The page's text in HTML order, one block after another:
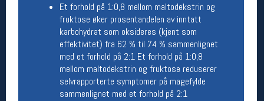
Et forhold på 1:0,8 mellom maltodekstrin og
fruktose øker prosentandelen av inntatt
karbohydrat som oksideres (kjent som
effektivitet) fra 62 % til 74 % sammenlignet
med et forhold på 2:1 Et forhold på 1:0,8
mellom maltodekstrin og fruktose reduserer
selvrapporterte symptomer på magefylde
sammenlignet med et forhold på 2:1
Informasjonskapsler
Bærekraft
Org. nr: 976754360
Ledige stillinger
Ledige stillinger